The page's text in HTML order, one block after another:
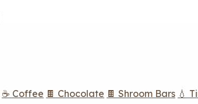
☕ Coffee 🍫 Chocolate 🍫 Shroom Bars 💧